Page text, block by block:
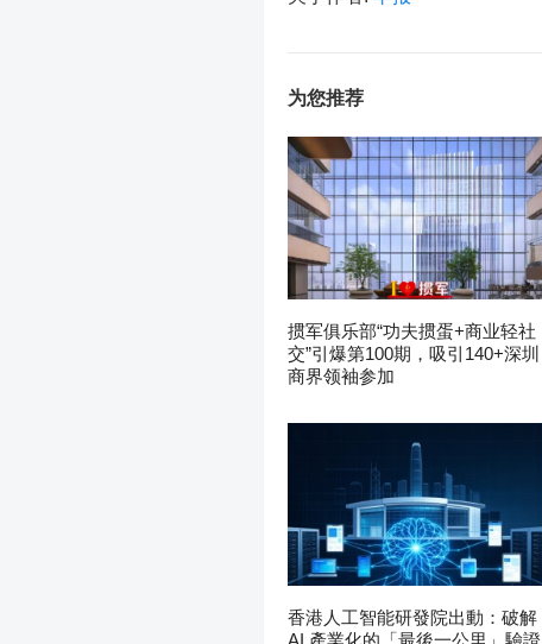
为您推荐
掼军俱乐部“功夫掼蛋+商业轻社
交”引爆第100期，吸引140+深圳
商界领袖参加
香港人工智能研發院出動：破解
AI 產業化的「最後一公里」驗證